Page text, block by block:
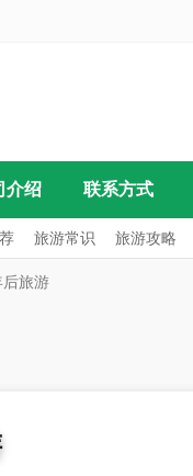
介绍 联系方式
旅游常识 旅游攻略